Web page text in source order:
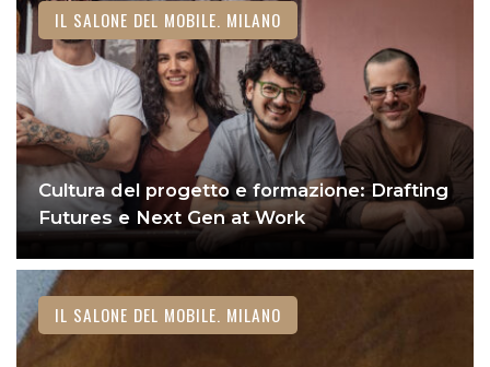
Cultura del progetto e formazione: Drafting
Futures e Next Gen at Work
IL SALONE DEL MOBILE. MILANO
IL SALONE DEL MOBILE. MILANO